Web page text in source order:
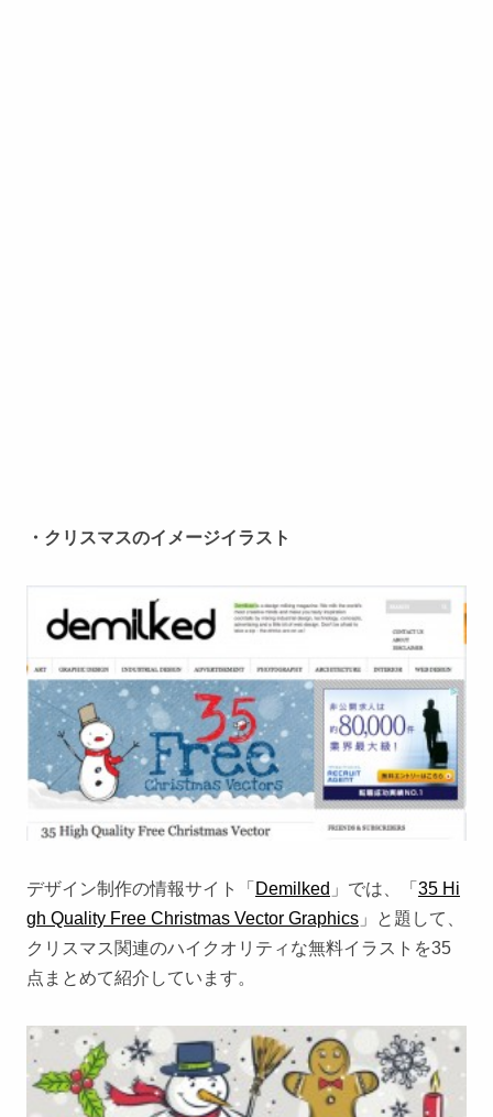
・クリスマスのイメージイラスト
デザイン制作の情報サイト「 Demilked 」では、「 35 Hi
gh Quality Free Christmas Vector Graphics 」と題して、
クリスマス関連のハイクオリティな無料イラストを35
点まとめて紹介しています。